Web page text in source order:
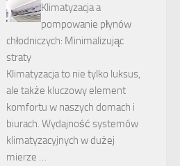
Klimatyzacja a
pompowanie płynów
chłodniczych: Minimalizując
straty
Klimatyzacja to nie tylko luksus,
ale także kluczowy element
komfortu w naszych domach i
biurach. Wydajność systemów
klimatyzacyjnych w dużej
mierze …